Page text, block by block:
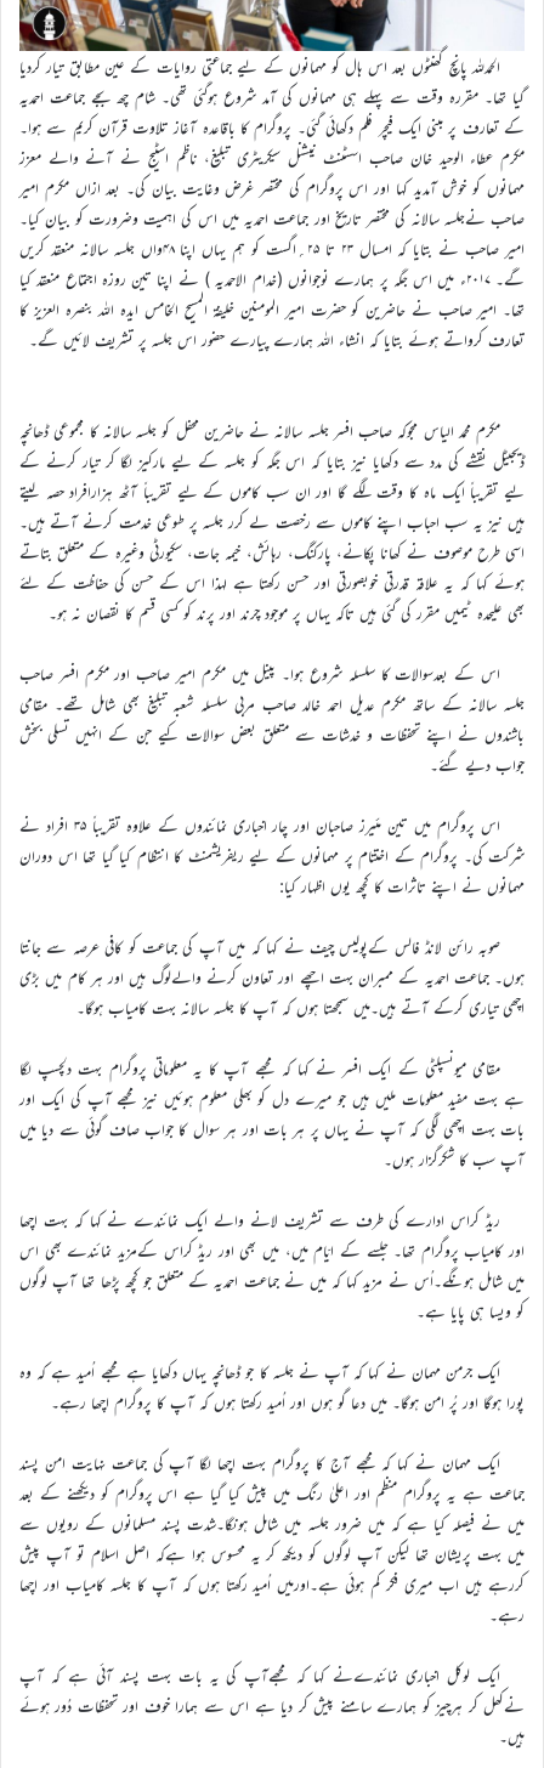
الحمدللہ پانچ گھنٹوں بعد اس ہال کو مہمانوں کے لیے جماعتی روایات کے عین مطابق تیار کردیا
گیا تھا۔ مقررہ وقت سے پہلے ہی مہمانوں کی آمد شروع ہوگئی تھی۔ شام چھ بجے جماعت احمدیہ
کے تعارف پر مبنی ایک فیچر فلم دکھائی گئی۔ پروگرام کا باقاعدہ آغاز تلاوت قرآن کریم سے ہوا۔
مکرم عطاء الوحید خان صاحب اسسٹنٹ نیشنل سیکریٹری تبلیغ، ناظم اسٹیج نے آنے والے معزز
مہمانوں کو خوش آمدید کہا اور اس پروگرام کی مختصر غرض وغایت بیان کی۔ بعد ازاں مکرم امیر
صاحب نےجلسہ سالانہ کی مختصر تاریخ اور جماعت احمدیہ میں اس کی اہمیت وضرورت کو بیان کیا۔
امیر صاحب نے بتایا کہ امسال ۲۳ تا ۲۵؍اگست کو ہم یہاں اپنا ۴۸واں جلسہ سالانہ منعقد کریں
گے۔ ۲۰۱۷ء میں اس جگہ پر ہمارے نوجوانوں (خدام الاحمدیہ ) نے اپنا تین روزہ اجتماع منعقد کیا
تھا۔ امیر صاحب نے حاضرین کو حضرت امیر المومنین خلیفۃ المسیح الخامس ایدہ اللہ بنصرہ العزیز کا
تعارف کرواتے ہوئے بتایا کہ انشاء اللہ ہمارے پیارے حضور اس جلسہ پر تشریف لائیں گے۔
مکرم محمد الیاس مجوکہ صاحب افسر جلسہ سالانہ نے حاضرین محفل کو جلسہ سالانہ کا مجموعی ڈھانچہ
ڈیجیٹل نقشے کی مدد سے دکھایا نیز بتایا کہ اس جگہ کو جلسہ کے لیے مارکیز لگا کر تیار کرنے کے
لیے تقریباً ایک ماہ کا وقت لگے گا اور ان سب کاموں کے لیے تقریباً آٹھ ہزارافراد حصہ لیتے
ہیں نیز یہ سب احباب اپنے کاموں سے رخصت لے کرر جلسہ پر طوعی خدمت کرنے آتے ہیں۔
اسی طرح موصوف نے کھانا پکانے، پارکنگ، رہائش، خیمہ جات، سکیورٹی وغیرہ کے متعلق بتاتے
ہوئے کہا کہ یہ علاقہ قدرتی خوبصورتی اور حسن رکھتا ہے لہذا اس کے حسن کی حفاظت کے لئے
بھی علیحدہ ٹیمیں مقرر کی گئی ہیں تاکہ یہاں پر موجود چرند اور پرند کو کسی قسم کا نقصان نہ ہو۔
اس کے بعدسوالات کا سلسلہ شروع ہوا۔ پینل میں مکرم امیر صاحب اور مکرم افسر صاحب
جلسہ سالانہ کے ساتھ مکرم عدیل احمد خالد صاحب مربی سلسلہ شعبہ تبلیغ بھی شامل تھے۔ مقامی
باشندوں نے اپنے تحفظات و خدشات سے متعلق بعض سوالات کیے جن کے انہیں تسلی بخش
جواب دیے گئے۔
اس پروگرام میں تین مئیرز صاحبان اور چار اخباری نمائندوں کے علاوہ تقریباً ۳۵ افراد نے
شرکت کی۔ پروگرام کے اختتام پر مہمانوں کے لیے ریفریشمنٹ کا انتظام کیا گیا تھا اس دوران
مہمانوں نے اپنے تاثرات کا کچھ یوں اظہار کیا:
صوبہ رائن لانڈ فالس کےپولیس چیف نے کہا کہ میں آپ کی جماعت کو کافی عرصہ سے جانتا
ہوں۔ جماعت احمدیہ کے ممبران بہت اچھے اور تعاون کرنے والےلوگ ہیں اور ہر کام میں بڑی
اچھی تیاری کرکے آتے ہیں۔میں سمجھتا ہوں کہ آپ کا جلسہ سالانہ بہت کامیاب ہوگا۔
مقامی میونسپلٹی کے ایک افسر نے کہا کہ مجھے آپ کا یہ معلوماتی پروگرام بہت دلچسپ لگا
ہے بہت مفید معلومات ملیں ہیں جو میرے دل کو بھلی معلوم ہوئیں نیز مجھے آپ کی ایک اور
بات بہت اچھی لگی کہ آپ نے یہاں پر ہر بات اور ہر سوال کا جواب صاف گوئی سے دیا میں
آپ سب کا شکرگزار ہوں۔
ریڈ کراس ادارے کی طرف سے تشریف لانے والے ایک نمائندے نے کہا کہ بہت اچھا
اور کامیاب پروگرام تھا۔ جلسے کے ایّام میں، میں بھی اور ریڈ کراس کےمزید نمائندے بھی اس
میں شامل ہونگے۔اُس نے مزید کہا کہ میں نے جماعت احمدیہ کے متعلق جو کچھ پڑھا تھا آپ لوگوں
کو ویسا ہی پایا ہے۔
ایک جرمن مہمان نے کہا کہ آپ نے جلسہ کا جو ڈھانچہ یہاں دکھایا ہے مجھے اُمید ہے کہ وہ
پورا ہوگا اور پُر امن ہوگا۔ میں دعا گو ہوں اور اُمید رکھتا ہوں کہ آپ کا پروگرام اچھا رہے۔
ایک مہمان نے کہا کہ مجھے آج کا پروگرام بہت اچھا لگا آپ کی جماعت نہایت امن پسند
جماعت ہے یہ پروگرام منظم اور اعلیٰ رنگ میں پیش کیا گیا ہے اس پروگرام کو دیکھنے کے بعد
میں نے فیصلہ کیا ہے کہ میں ضرور جلسہ میں شامل ہونگا۔شدت پسند مسلمانوں کے رویوں سے
میں بہت پریشان تھا لیکن آپ لوگوں کو دیکھ کر یہ محسوس ہوا ہےکہ اصل اسلام تو آپ پیش
کررہے ہیں اب میری فکر کم ہوئی ہے۔اورمیں اُمید رکھتا ہوں کہ آپ کا جلسہ کامیاب اور اچھا
رہے۔
ایک لوکل اخباری نمائندےنے کہا کہ مجھےآپ کی یہ بات بہت پسند آئی ہے کہ آپ
نےکھل کر ہرچیز کو ہمارے سامنے پیش کر دیا ہے اس سے ہمارا خوف اور تحفظات دُور ہوئے
ہیں۔